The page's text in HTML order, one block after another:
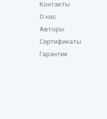
Контакты
О нас
Авторы
Сертификаты
Гарантии